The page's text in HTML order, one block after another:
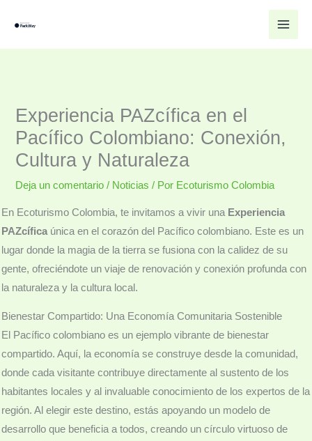
Experiencia PAZcífica en el
Pacífico Colombiano: Conexión,
Cultura y Naturaleza
Deja un comentario / Noticias / Por Ecoturismo Colombia
En Ecoturismo Colombia, te invitamos a vivir una Experiencia
PAZcífica única en el corazón del Pacífico colombiano. Este es un
lugar donde la magia de la tierra se fusiona con la calidez de su
gente, ofreciéndote un viaje de renovación y conexión profunda con
la naturaleza y la cultura local.
Bienestar Compartido: Una Economía Comunitaria Sostenible
El Pacífico colombiano es un ejemplo vibrante de bienestar
compartido. Aquí, la economía se construye desde la comunidad,
donde cada visitante contribuye directamente al sustento de los
habitantes locales y al invaluable conocimiento de los expertos de la
región. Al elegir este destino, estás apoyando un modelo de
desarrollo que beneficia a todos, creando un círculo virtuoso de